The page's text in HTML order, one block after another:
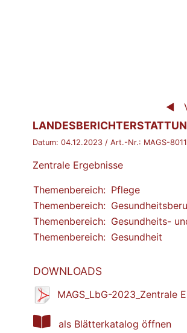
BROSCHÜRE:
Datum: 04.12.2023 / Art.-Nr.: MAGS-8011
Zentrale Ergebnisse
Themenbereich: Pflege
Themenbereich:
Themenbereich: Gesundheits-
Themenbereich: Gesundheit
DOWNLOADS
MAGS_LbG-2023_Zentrale
als Blätterkatalog öffnen